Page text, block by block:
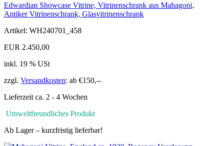
Edwardian Showcase Vitrine, Vitrinenschrank aus Mahagoni,
Antiker Vitrinenschrank, Glasvitrinenschrank
Artikel: WH240701_458
EUR 2.450,00
inkl. 19 % USt
zzgl. Versandkosten: ab €150,--
Lieferzeit ca. 2 - 4 Wochen
Umweltfreundliches Produkt
Ab Lager – kurzfristig lieferbar!